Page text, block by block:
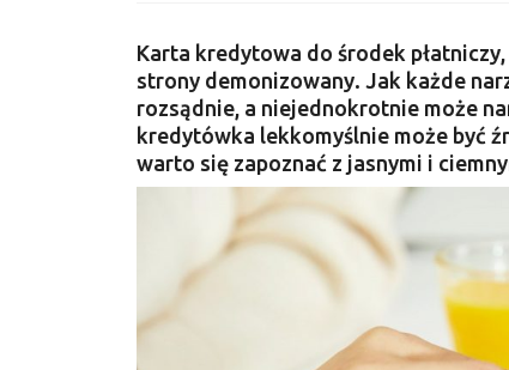
Karta kredytowa do środek
strony demonizowany. Jak każde
rozsądnie, a niejednokrotnie może
kredytówka lekkomyślnie może być
warto się zapoznać z jasnymi i